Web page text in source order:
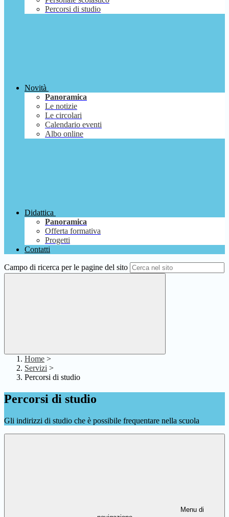
Percorsi di studio
Novità
Panoramica
Le notizie
Le circolari
Calendario eventi
Albo online
Didattica
Panoramica
Offerta formativa
Progetti
Contatti
Campo di ricerca per le pagine del sito
Home >
Servizi >
Percorsi di studio
Percorsi di studio
Gli indirizzi di studio che è possibile frequentare nella scuola
Menu di